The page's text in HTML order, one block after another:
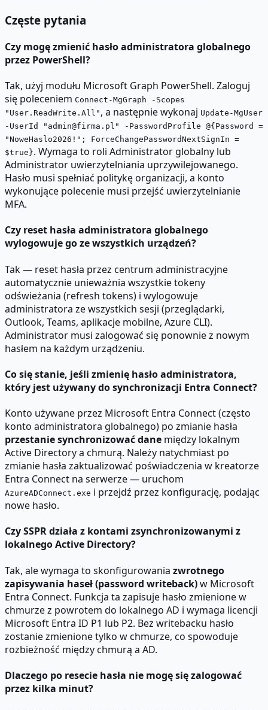
Częste pytania
Czy mogę zmienić hasło administratora globalnego
przez PowerShell?
Tak, użyj modułu Microsoft Graph PowerShell. Zaloguj
się poleceniem Connect-MgGraph -Scopes
"User.ReadWrite.All" , a następnie wykonaj Update-MgUser
-UserId "admin@firma.pl" -PasswordProfile @{Password =
"NoweHaslo2026!"; ForceChangePasswordNextSignIn =
$true}. Wymaga to roli Administrator globalny lub
Administrator uwierzytelniania uprzywilejowanego.
Hasło musi spełniać politykę organizacji, a konto
wykonujące polecenie musi przejść uwierzytelnianie
MFA.
Czy reset hasła administratora globalnego
wylogowuje go ze wszystkich urządzeń?
Tak — reset hasła przez centrum administracyjne
automatycznie unieważnia wszystkie tokeny
odświeżania (refresh tokens) i wylogowuje
administratora ze wszystkich sesji (przeglądarki,
Outlook, Teams, aplikacje mobilne, Azure CLI).
Administrator musi zalogować się ponownie z nowym
hasłem na każdym urządzeniu.
Co się stanie, jeśli zmienię hasło administratora,
który jest używany do synchronizacji Entra Connect?
Konto używane przez Microsoft Entra Connect (często
konto administratora globalnego) po zmianie hasła
przestanie synchronizować dane między lokalnym
Active Directory a chmurą. Należy natychmiast po
zmianie hasła zaktualizować poświadczenia w kreatorze
Entra Connect na serwerze — uruchom
AzureADConnect.exe i przejdź przez konfigurację, podając
nowe hasło.
Czy SSPR działa z kontami zsynchronizowanymi z
lokalnego Active Directory?
Tak, ale wymaga to skonfigurowania zwrotnego
zapisywania haseł (password writeback)w Microsoft
Entra Connect. Funkcja ta zapisuje hasło zmienione w
chmurze z powrotem do lokalnego AD i wymaga licencji
Microsoft Entra ID P1 lub P2. Bez writebacku hasło
zostanie zmienione tylko w chmurze, co spowoduje
rozbieżność między chmurą a AD.
Dlaczego po resecie hasła nie mogę się zalogować
przez kilka minut?